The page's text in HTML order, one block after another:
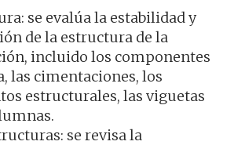
se evalúa la estabilidad y
de la estructura de la
incluido los componentes
las cimentaciones, los
estructurales, las viguetas
se revisa la